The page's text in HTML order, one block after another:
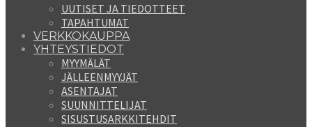
UUTISET JA TIEDOTTEET
TAPAHTUMAT
VERKKOKAUPPA
YHTEYSTIEDOT
MYYMÄLÄT
JÄLLEENMYYJÄT
ASENTAJAT
SUUNNITTELIJAT
SISUSTUSARKKITEHDIT